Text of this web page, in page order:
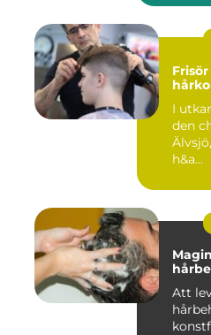
I
den
h&a...
Att